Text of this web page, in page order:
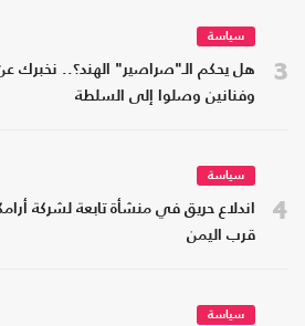
3
سياسة
هل يحكم الـ"صراصير" الهند؟.. نخبرك
وفنانين وصلوا إلى السلطة
4
سياسة
اندلاع حريق في منشأة تابعة لشركة
قرب اليمن
سياسة